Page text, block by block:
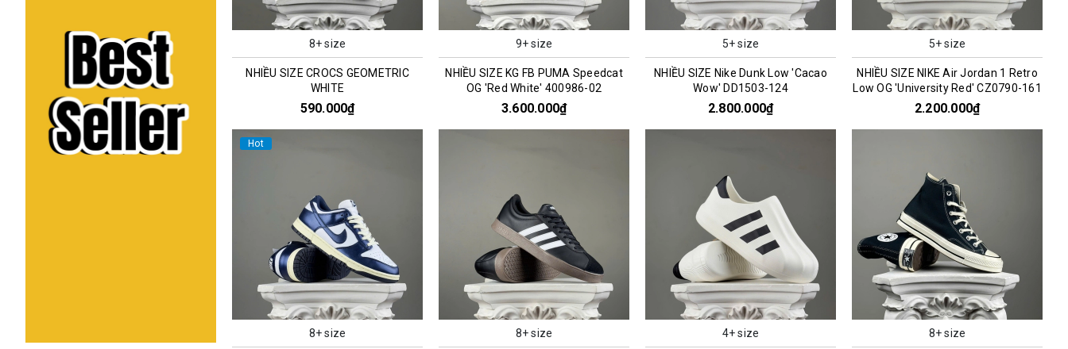
8+ size
NHIỀU SIZE CROCS GEOMETRIC
WHITE
590.000₫
9+ size
NHIỀU SIZE KG FB PUMA Speedcat
OG 'Red White' 400986-02
3.600.000₫
5+ size
NHIỀU SIZE Nike Dunk Low 'Cacao
Wow' DD1503-124
2.800.000₫
5+ size
NHIỀU SIZE NIKE Air Jordan 1 Retro
Low OG 'University Red' CZ0790-161
2.200.000₫
Hot
8+ size 8+ size 4+ size 8+ size